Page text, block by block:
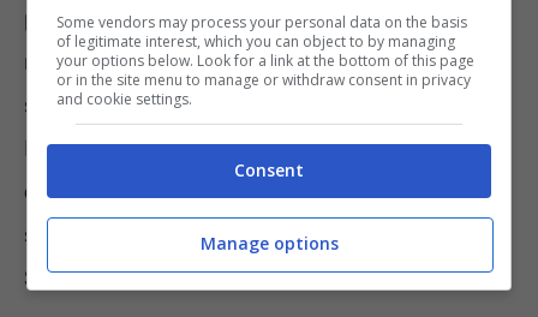
proposito anche l’intenzione di emettere un
nuovo BTP che sia esclusivo per la
sottoscrizione dei cittadini italiani.
L’intenzione èrimettere nelle mani dei
connazionaliil destino e la responsabilità
sugli effetti politici della volatilità sui Titoli di
Stato.
Some vendors may process your personal data on the basis
of legitimate interest, which you can object to by managing
your options below. Look for a link at the bottom of this page
or in the site menu to manage or withdraw consent in privacy
and cookie settings.
Consent
Manage options